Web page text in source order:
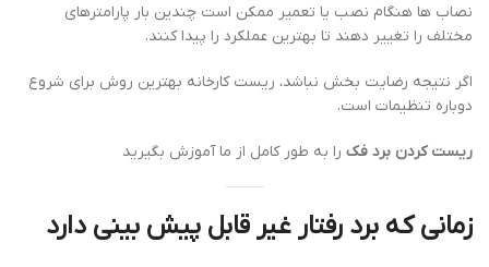
نصاب ها هنگام نصب یا تعمیر ممکن است چندین بار پارامترهای
مختلف را تغییر دهند تا بهترین عملکرد را پیدا کنند.
اگر نتیجه رضایت بخش نباشد، ریست کارخانه بهترین روش برای شروع
دوباره تنظیمات است.
ریست کردن برد فک را به طور کامل از ما آموزش بگیرید
زمانی که برد رفتار غیر قابل پیش بینی دارد